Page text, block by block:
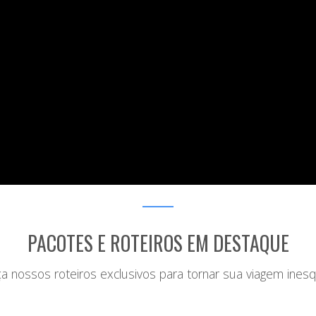
PACOTES E ROTEIROS EM DESTAQUE
nossos roteiros exclusivos para tornar sua viagem